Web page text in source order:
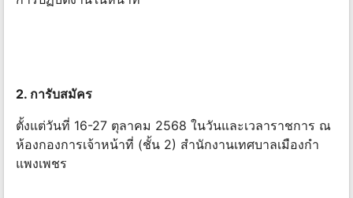
2. การับสมัคร
ตั้งแต่วันที่ 16-27 ตุลาคม 2568 ในวันและเวลาราชการ ณ
ห้องกองการเจ้าหน้าที่ (ชั้น 2) สํานักงานเทศบาลเมืองกํา
แพงเพชร